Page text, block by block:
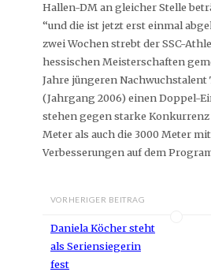
Hallen-DM an gleicher Stelle
“und die ist jetzt erst einmal
zwei Wochen strebt der SSC-
hessischen Meisterschaften
Jahre jüngeren
(Jahrgang 2006) einen Doppel-
stehen gegen starke Konkurrenz
Meter als auch die 3000 Meter
Verbesserungen auf dem
VORHERIGER BEITRAG
Daniela Köcher steht
als Seriensiegerin
fest